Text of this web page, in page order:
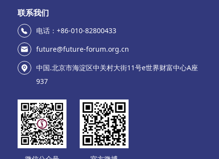
联系我们
电话：+86-010-82800433
future@future-forum.org.cn
中国.北京市海淀区中关村大街11号e世界财富中心A座
937